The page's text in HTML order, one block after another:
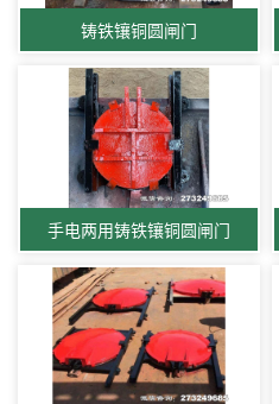
铸铁镶铜圆闸门
手电两用铸铁镶铜圆闸门